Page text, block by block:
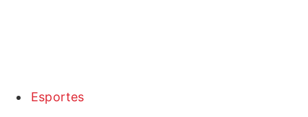
Esportes